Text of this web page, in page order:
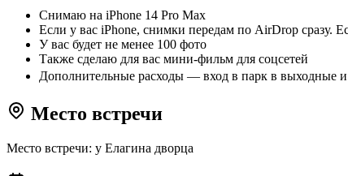
Снимаю на iPhone 14 Pro Max
Если у вас iPhone, снимки передам по AirDrop сразу.
У вас будет не менее 100 фото
Также сделаю для вас мини-фильм для соцсетей
Дополнительные расходы — вход в парк в выходные и
Место встречи
Место встречи: у Елагина дворца